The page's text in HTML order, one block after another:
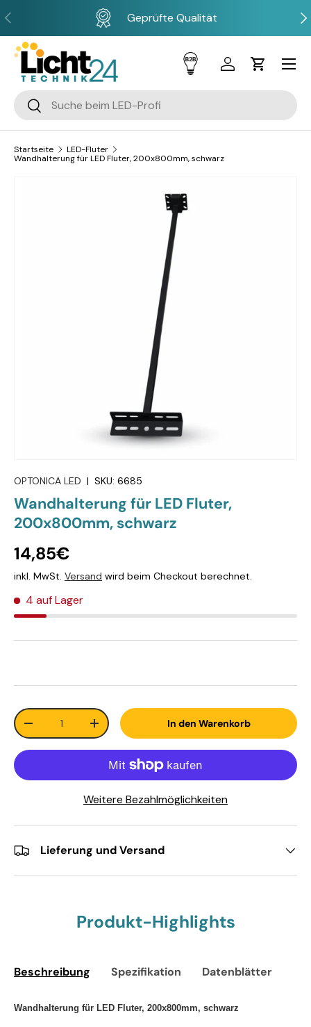
Direkt zum Inhalt
Vorherige Geprüfte Qualität
Suchen
Suchen
Einloggen
Menü
Startseite
LED-Fluter
Wandhalterung für LED Fluter, 200x800mm, schwarz
OPTONICA LED | SKU: 6685
Wandhalterung für LED Fluter,
200x800mm, schwarz
14,85€
inkl. MwSt. Versand wird beim Checkout berechnet.
4 auf Lager
Anzahl
+ In den Warenkorb
Weitere Bezahlmöglichkeiten
Lieferung und Versand
Produkt-Highlights
Beschreibung Spezifikation Datenblätter
Wandhalterung für LED Fluter, 200x800mm, schwarz